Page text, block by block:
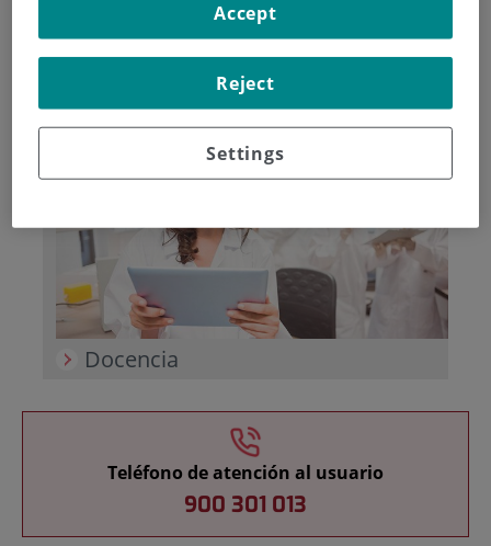
Investigación
Docencia
Teléfono de atención al usuario
900 301 013
Settings
Reject
Accept